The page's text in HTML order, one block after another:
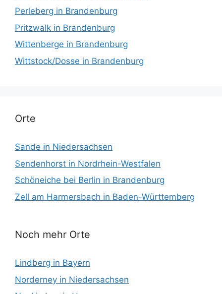
Perleberg in Brandenburg
Pritzwalk in Brandenburg
Wittenberge in Brandenburg
Wittstock/Dosse in Brandenburg
Orte
Sande in Niedersachsen
Sendenhorst in Nordrhein-Westfalen
Schöneiche bei Berlin in Brandenburg
Zell am Harmersbach in Baden-Württemberg
Noch mehr Orte
Lindberg in Bayern
Norderney in Niedersachsen